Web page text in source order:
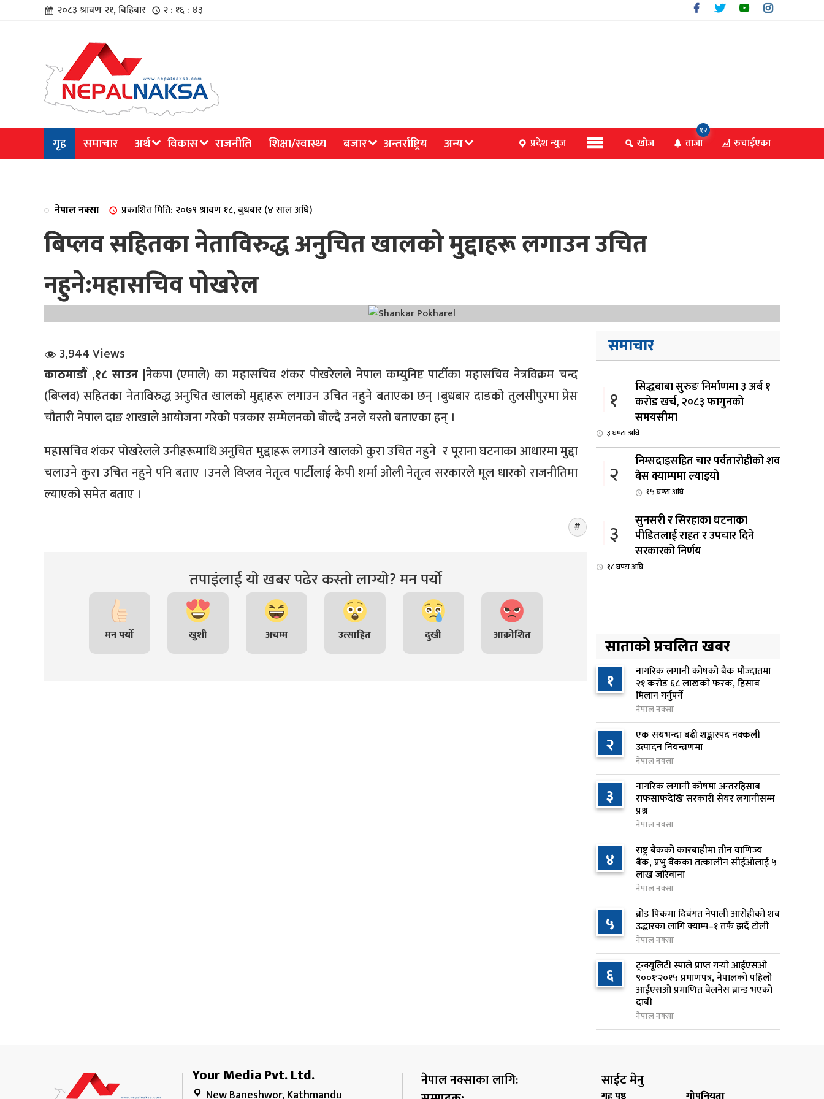
२०८३ श्रावण २१, बिहिबार २ : १६ : ४४
गृह समाचार अर्थ विकास राजनीति शिक्षा/स्वास्थ्य बजार अन्तर्राष्ट्रिय अन्य प्रदेश न्युज खोज ताजा
१२
रुचाईएका
नेपाल नक्सा प्रकाशित मिति: २०७९ श्रावण १८, बुधबार (४ साल अघि)
बिप्लव सहितका नेताविरुद्ध अनुचित खालको मुद्दाहरू लगाउन उचित
नहुने:महासचिव पोखरेल
3,944 Views
काठमाडौँ ,१८ साउन |नेकपा (एमाले) का महासचिव शंकर पोखरेलले नेपाल कम्युनिष्ट पार्टीका महासचिव नेत्रविक्रम चन्द
(बिप्लव) सहितका नेताविरुद्ध अनुचित खालको मुद्दाहरू लगाउन उचित नहुने बताएका छन् ।बुधबार दाङको तुलसीपुरमा प्रेस
चौतारी नेपाल दाङ शाखाले आयोजना गरेको पत्रकार सम्मेलनको बोल्दै उनले यस्तो बताएका हन् ।
महासचिव शंकर पोखरेलले उनीहरूमाथि अनुचित मुद्दाहरू लगाउने खालको कुरा उचित नहुने र पूराना घटनाका आधारमा मुद्दा
चलाउने कुरा उचित नहुने पनि बताए ।उनले विप्लव नेतृत्व पार्टीलाई केपी शर्मा ओली नेतृत्व सरकारले मूल धारको राजनीतिमा
ल्याएको समेत बताए ।
तपाइंलाई यो खबर पढेर कस्तो लाग्यो? मन पर्यो
मन पर्यो खुशी अचम्म उत्साहित दुखी आक्रोशित
समाचार
१
सिद्धबाबा सुरुङ निर्माणमा ३ अर्ब १
करोड खर्च, २०८३ फागुनको
समयसीमा
३ घण्टा अघि
२
निम्सदाइसहित चार पर्वतारोहीको शव
बेस क्याम्पमा ल्याइयो
१५ घण्टा अघि
३
सुनसरी र सिरहाका घटनाका
पीडितलाई राहत र उपचार दिने
सरकारको निर्णय
१८ घण्टा अघि
१९ घण्टा अघि
५
नेपाल टेलिकमले बक्यौता महसुलमा
जरिवाना छुट दिने
१९ घण्टा अघि
६
नेपाल फार्मेसी परिषद्को अध्यक्षमा
डा. कादिर आलम नियुक्त
१९ घण्टा अघि
७
नबिल बैंकको नाफा ३३.५० प्रतिशतले
बढ्यो, लाभांश क्षमता १९.१० प्रतिशत
२0 घण्टा अघि
८
राष्ट्र बैंकलाई अर्थमन्त्री वाग्लेको
आग्रह: नियामक मात्र होइन, आर्थिक
विकासको सहयात्री बन्नुस्
२0 घण्टा अघि
९
स्पेस–एक्सको रकेटको भाग आज
चन्द्रमासँग ठोक्किँदै
२0 घण्टा अघि
१०
एभरेस्ट बैंकको खुद नाफा ४.७५
प्रतिशतले बढ्यो
२0 घण्टा अघि
साताको प्रचलित खबर
१ नागरिक लगानी कोषको बैंक मौज्दातमा
२१ करोड ६८ लाखको फरक, हिसाब
मिलान गर्नुपर्ने
नेपाल नक्सा
२ एक सयभन्दा बढी शङ्कास्पद नक्कली
उत्पादन नियन्त्रणमा
नेपाल नक्सा
३ नागरिक लगानी कोषमा अन्तरहिसाब
राफसाफदेखि सरकारी सेयर लगानीसम्म
प्रश्न
नेपाल नक्सा
४ राष्ट्र बैंकको कारबाहीमा तीन वाणिज्य
बैंक, प्रभु बैंकका तत्कालीन सीईओलाई ५
लाख जरिवाना
नेपाल नक्सा
५ ब्रोड पिकमा दिवंगत नेपाली आरोहीको शव
उद्धारका लागि क्याम्प–१ तर्फ झर्दै टोली
नेपाल नक्सा
६ ट्रन्क्यूलिटी स्पाले प्राप्त गर्‍यो आईएसओ
९००१ः२०१५ प्रमाणपत्र, नेपालको पहिलो
आईएसओ प्रमाणित वेलनेस ब्रान्ड भएको
दाबी
नेपाल नक्सा
Your Media Pvt. Ltd.
New Baneshwor, Kathmandu
नेपाल नक्साका लागि:
साईट मेनु